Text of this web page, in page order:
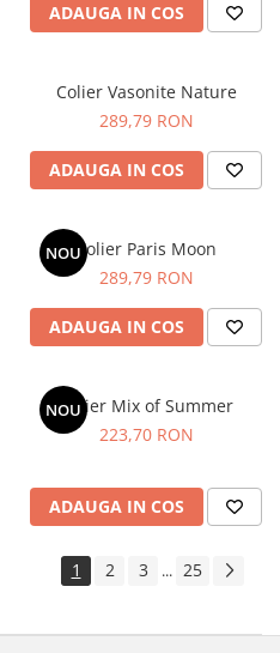
ADAUGA IN COS
Colier Vasonite Nature
289,79 RON
ADAUGA IN COS
NOUColier Paris Moon
289,79 RON
ADAUGA IN COS
NOU
Colier Mix of Summer
223,70 RON
ADAUGA IN COS
1 2 3 ... 25